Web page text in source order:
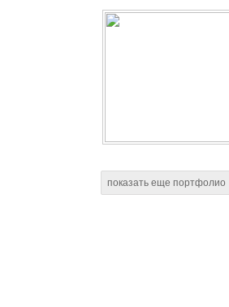
показать еще портфолио